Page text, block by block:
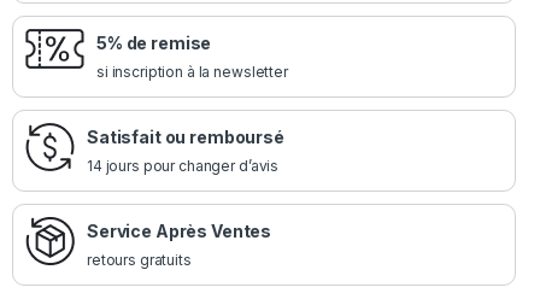
5% de remise
si inscription à la newsletter
Satisfait ou remboursé
14 jours pour changer d’avis
Service Après Ventes
retours gratuits